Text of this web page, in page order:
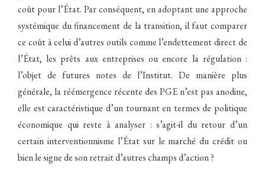
coût pour l’État. Par conséquent, en adoptant une approche
systémique du financement de la transition, il faut comparer
ce coût à celui d’autres outils comme l’endettement direct de
l’État, les prêts aux entreprises ou encore la régulation :
l’objet de futures notes de l’Institut. De manière plus
générale, la réémergence récente des PGE n’est pas anodine,
elle est caractéristique d’un tournant en termes de politique
économique qui reste à analyser : s’agit-il du retour d’un
certain interventionnisme l’État sur le marché du crédit ou
bien le signe de son retrait d’autres champs d’action ?